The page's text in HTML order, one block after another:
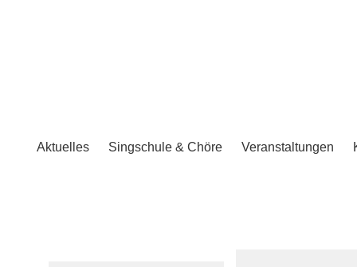
Aktuelles Singschule & Chöre Veranstaltungen